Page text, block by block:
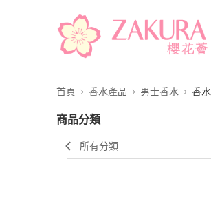
首頁 香水產品 男士香水 香水
商品分類
所有分類